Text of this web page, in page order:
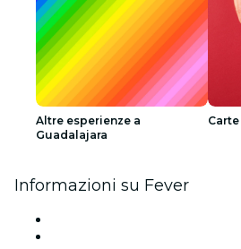
Altre esperienze a
Guadalajara
Informazioni su Fever